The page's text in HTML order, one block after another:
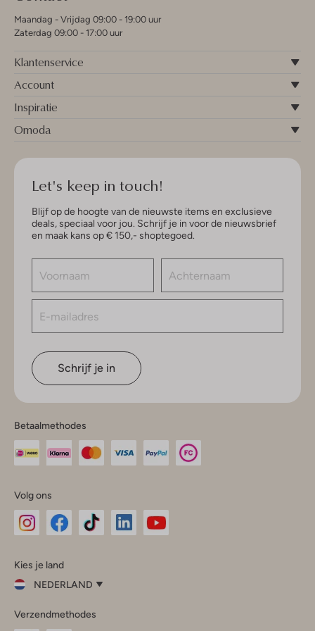
Maandag - Vrijdag 09:00 - 19:00 uur
Zaterdag 09:00 - 17:00 uur
Klantenservice
Account
Inspiratie
Omoda
Let's keep in touch!
Blijf op de hoogte van de nieuwste items en exclusieve
deals, speciaal voor jou. Schrijf je in voor de nieuwsbrief
en maak kans op € 150,- shoptegoed.
Schrijf je in
Betaalmethodes
Volg ons
InstagramFacebook
Kies je land
NEDERLAND
je
Verzendmethodes